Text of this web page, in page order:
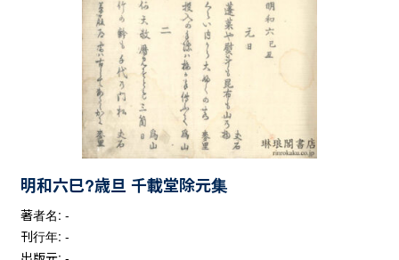
明和六巳?歳旦 千載堂除元集
著者名: -
刊行年: -